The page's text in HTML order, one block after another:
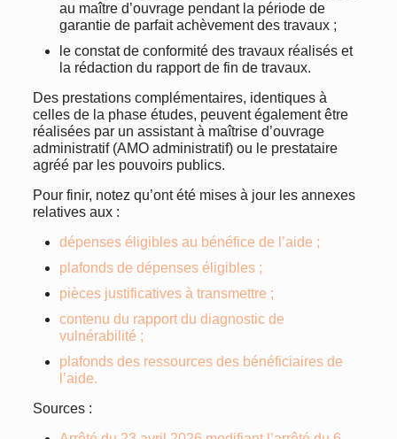
au maître d’ouvrage pendant la période de
garantie de parfait achèvement des travaux ;
le constat de conformité des travaux réalisés et
la rédaction du rapport de fin de travaux.
Des prestations complémentaires, identiques à
celles de la phase études, peuvent également être
réalisées par un assistant à maîtrise d’ouvrage
administratif (AMO administratif) ou le prestataire
agréé par les pouvoirs publics.
Pour finir, notez qu’ont été mises à jour les annexes
relatives aux :
dépenses éligibles au bénéfice de l’aide ;
plafonds de dépenses éligibles ;
pièces justificatives à transmettre ;
contenu du rapport du diagnostic de
vulnérabilité ;
plafonds des ressources des bénéficiaires de
l’aide.
Sources :